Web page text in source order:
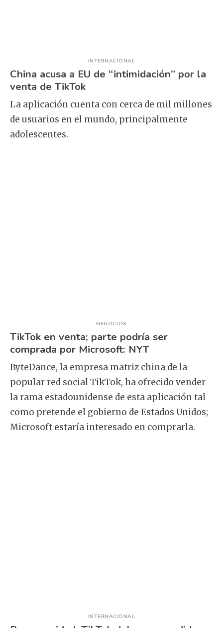
INTERNACIONAL
China acusa a EU de “intimidación” por la
venta de TikTok
La aplicación cuenta con cerca de mil millones
de usuarios en el mundo, principalmente
adolescentes.
NEGOCIOS
TikTok en venta; parte podría ser
comprada por Microsoft: NYT
ByteDance, la empresa matriz china de la
popular red social TikTok, ha ofrecido vender
la rama estadounidense de esta aplicación tal
como pretende el gobierno de Estados Unidos;
Microsoft estaría interesado en comprarla.
INTERNACIONAL